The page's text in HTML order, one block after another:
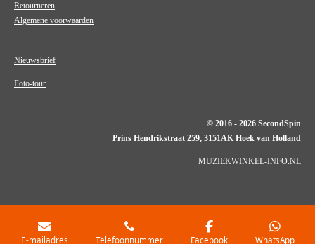
Retourneren
Algemene voorwaarden
Nieuwsbrief
Foto-tour
© 2016 - 2026 SecondSpin
Prins Hendrikstraat 259, 3151AK Hoek van Holland
MUZIEKWINKEL-INFO.NL
E-mailadres Telefoonnummer Facebook WhatsApp